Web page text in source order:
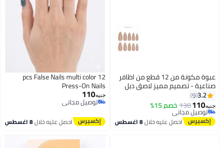
عبوة مكونة من 12 قطع من اظافر
صناعية - تصميم مميز لاصق دبل
فيس3.2
9
جنيه110
130 خصم 15%توصيل مجاني
بتخلّص بسرعة
توصيل مجانياحصل عليه خلال8 اغسطس
12 pcs False Nails multi color
Press-On Nails
جنيه110
توصيل مجاني
توصيل مجاني
احصل عليه خلال8 اغسطس